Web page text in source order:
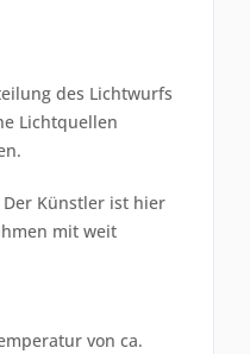
des Lichtwurfs
Lichtquellen
Künstler ist hier
mit weit
von ca.